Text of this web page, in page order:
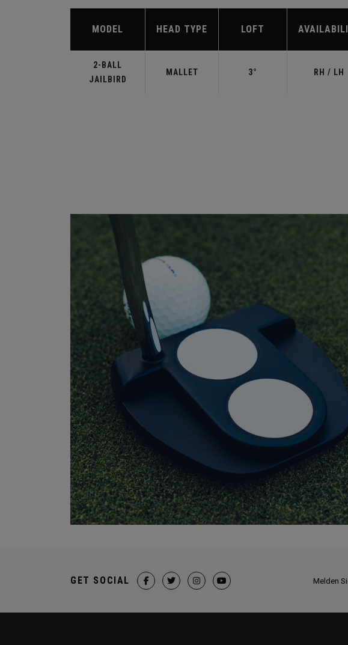
MODEL HEAD TYPE LOFT
2-BALL
JAILBIRD
MALLET 3° RH / LH
Melden
GET SOCIAL